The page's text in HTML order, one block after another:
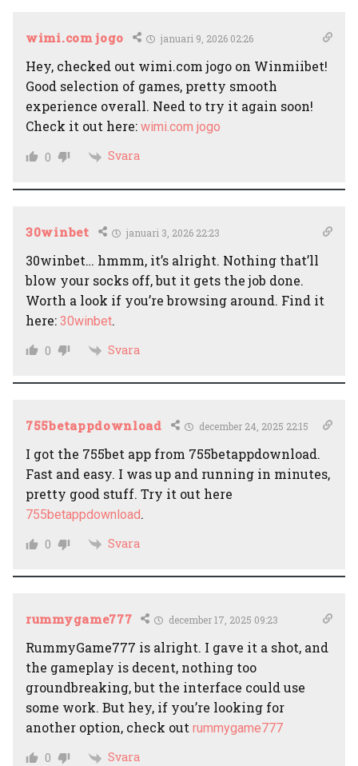
wimi.com jogo januari 9, 2026 02:26
Hey, checked out wimi.com jogo on Winmiibet!
Good selection of games, pretty smooth
experience overall. Need to try it again soon!
Check it out here: wimi.com jogo
0
Svara
30winbet januari 3, 2026 22:23
30winbet… hmmm, it’s alright. Nothing that’ll
blow your socks off, but it gets the job done.
Worth a look if you’re browsing around. Find it
here: 30winbet.
0 Svara
755betappdownload december 24, 2025 22:15
I got the 755bet app from 755betappdownload.
Fast and easy. I was up and running in minutes,
pretty good stuff. Try it out here
755betappdownload.
0 Svara
rummygame777 december 17, 2025 09:23
RummyGame777 is alright. I gave it a shot, and
the gameplay is decent, nothing too
groundbreaking, but the interface could use
some work. But hey, if you’re looking for
another option, check out rummygame777
0
Svara